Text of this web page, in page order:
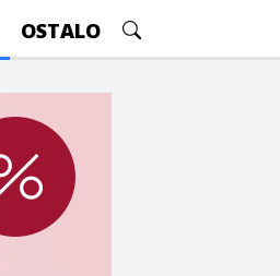
OSTALO